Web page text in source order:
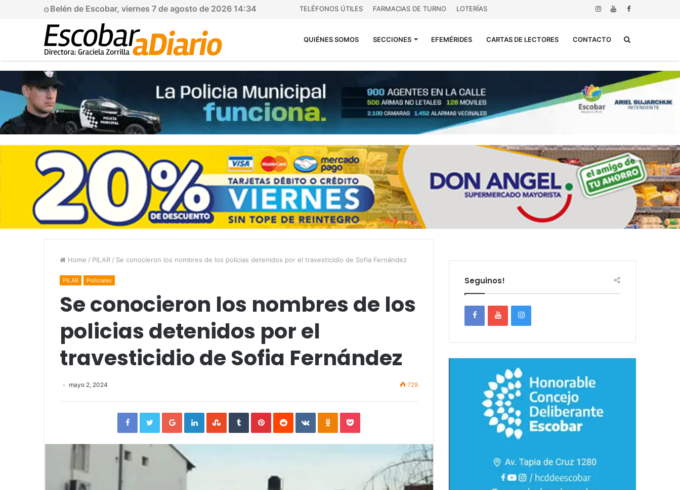
Belén de Escobar, viernes 7 de agosto de 2026 14:34 TELÉFONOS ÚTILES FARMACIAS DE TURNO LOTERÍAS
QUIÉNES SOMOS SECCIONES EFEMÉRIDES CARTAS DE LECTORES CONTACTO
Home / PILAR / Se conocieron los nombres de los policias detenidos por el travesticidio de Sofia Fernández
PILAR Policiales
Se conocieron los nombres de los
policias detenidos por el
travesticidio de Sofia Fernández
mayo 2, 2024 729
FacebookTwitterGoogle+LinkedInStumbleUpon
TumblrPinterestReddit VKontakteOdnoklassniki
Pocket
Seguinos!